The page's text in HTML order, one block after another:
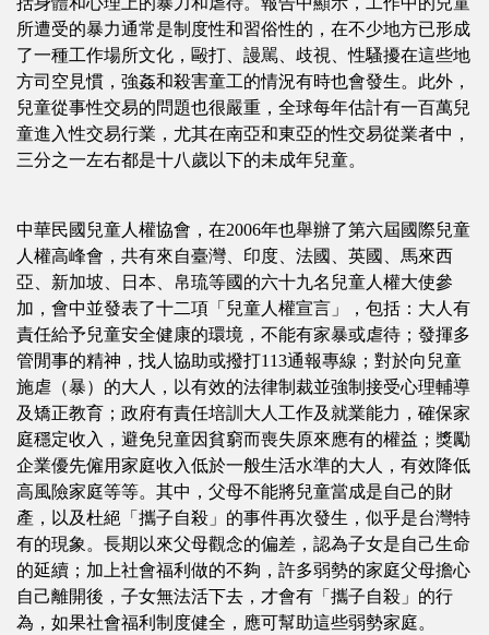
所遭受的暴力通常是制度性和習俗性的，在不少地方已形成
了一種工作場所文化，毆打、謾駡、歧視、性騷擾在這些地
方司空見慣，強姦和殺害童工的情況有時也會發生。此外，
兒童從事性交易的問題也很嚴重，全球每年估計有一百萬兒
童進入性交易行業，尤其在南亞和東亞的性交易從業者中，
三分之一左右都是十八歲以下的未成年兒童。
中華民國兒童人權協會，在2006年也舉辦了第六屆國際兒童
人權高峰會，共有來自臺灣、印度、法國、英國、馬來西
亞、新加坡、日本、帛琉等國的六十九名兒童人權大使參
加，會中並發表了十二項「兒童人權宣言」，包括：大人有
責任給予兒童安全健康的環境，不能有家暴或虐待；發揮多
管閒事的精神，找人協助或撥打113通報專線；對於向兒童
施虐（暴）的大人，以有效的法律制裁並強制接受心理輔導
及矯正教育；政府有責任培訓大人工作及就業能力，確保家
庭穩定收入，避免兒童因貧窮而喪失原來應有的權益；獎勵
企業優先僱用家庭收入低於一般生活水準的大人，有效降低
高風險家庭等等。其中，父母不能將兒童當成是自己的財
產，以及杜絕「攜子自殺」的事件再次發生，似乎是台灣特
有的現象。長期以來父母觀念的偏差，認為子女是自己生命
的延續；加上社會福利做的不夠，許多弱勢的家庭父母擔心
自己離開後，子女無法活下去，才會有「攜子自殺」的行
為，如果社會福利制度健全，應可幫助這些弱勢家庭。